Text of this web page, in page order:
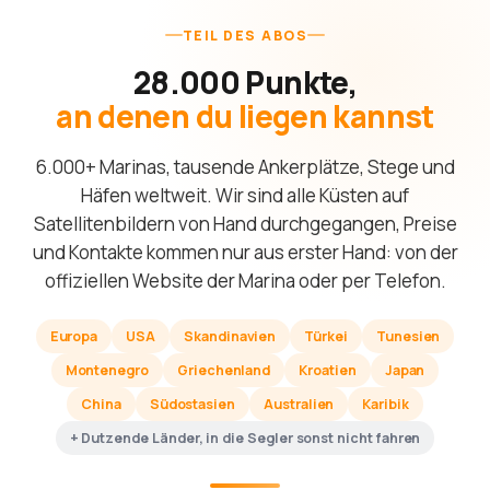
TEIL DES ABOS
28.000 Punkte,
an denen du liegen kannst
6.000+ Marinas, tausende Ankerplätze, Stege und
Häfen weltweit. Wir sind alle Küsten auf
Satellitenbildern von Hand durchgegangen, Preise
und Kontakte kommen nur aus erster Hand: von der
offiziellen Website der Marina oder per Telefon.
Europa USA Skandinavien Türkei
Tunesien
Montenegro
Griechenland Kroatien
Japan
China
Südostasien Australien
Karibik
+ Dutzende Länder, in die Segler sonst nicht fahren